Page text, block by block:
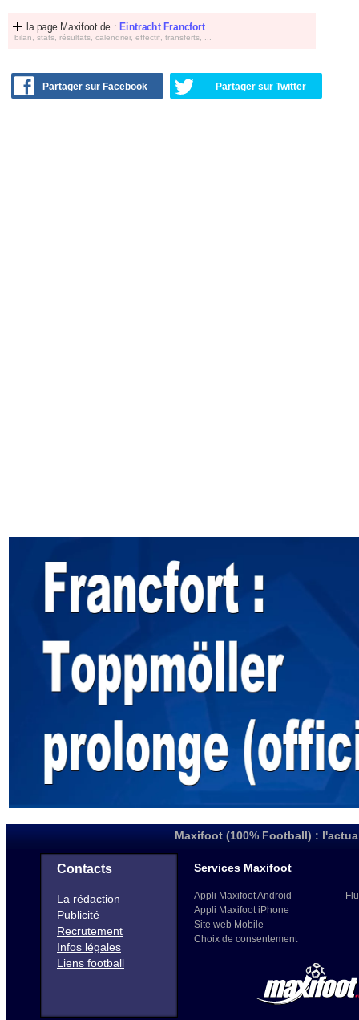
la page Maxifoot de : Eintracht Francfort
bilan, stats, résultats, calendrier, effectif, transferts, ...
Partager sur Facebook Partager sur Twitter
Maxifoot (100% Football) :
Contacts
La rédaction
Publicité
Recrutement
Infos légales
Liens football
Services Maxifoot
Appli Maxifoot Android
Appli Maxifoot iPhone
Site web Mobile
Choix de consentement